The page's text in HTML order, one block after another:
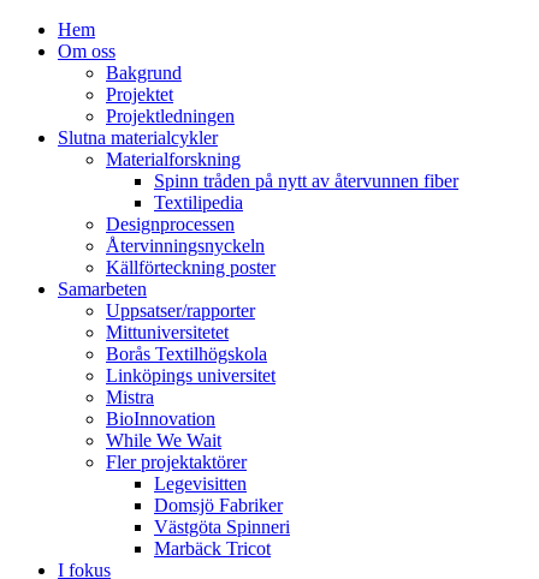
Hem
Om oss
Bakgrund
Projektet
Projektledningen
Slutna materialcykler
Materialforskning
Spinn tråden på nytt av återvunnen fiber
Textilipedia
Designprocessen
Återvinningsnyckeln
Källförteckning poster
Samarbeten
Uppsatser/rapporter
Mittuniversitetet
Borås Textilhögskola
Linköpings universitet
Mistra
BioInnovation
While We Wait
Fler projektaktörer
Legevisitten
Domsjö Fabriker
Västgöta Spinneri
Marbäck Tricot
I fokus